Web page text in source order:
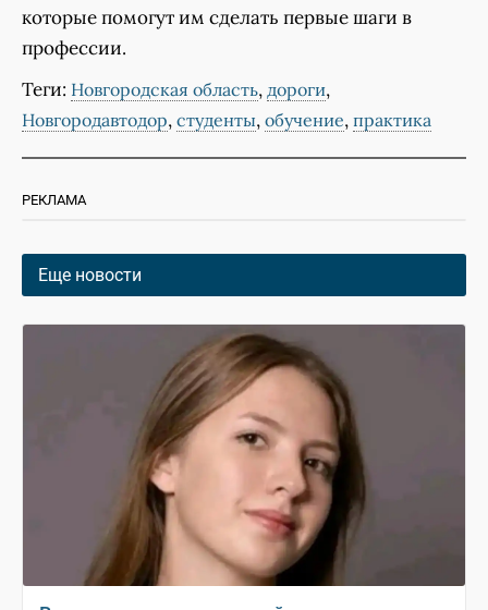
которые помогут им сделать первые шаги в
профессии.
Теги: Новгородская область, дороги,
Новгородавтодор, студенты, обучение, практика
РЕКЛАМА
Еще новости